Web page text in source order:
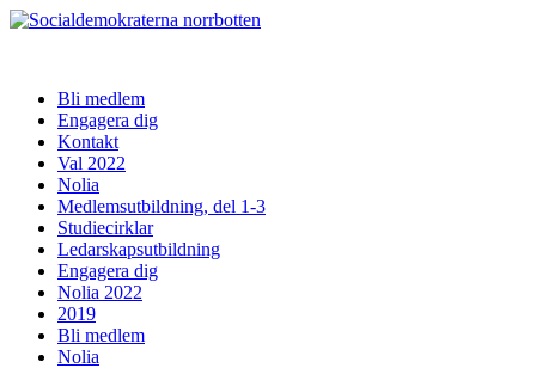
norrbotten
Bli medlem
Engagera dig
Kontakt
Val 2022
Nolia
Medlemsutbildning, del 1-3
Studiecirklar
Ledarskapsutbildning
Engagera dig
Nolia 2022
2019
Bli medlem
Nolia